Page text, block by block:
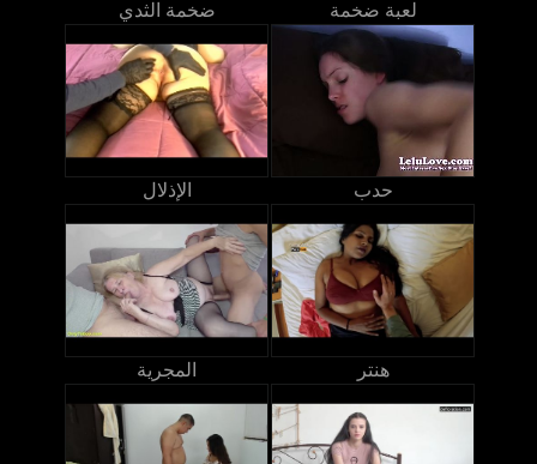
ضخمة الثدي لعبة ضخمة
الإذلال حدب
المجرية هنتر